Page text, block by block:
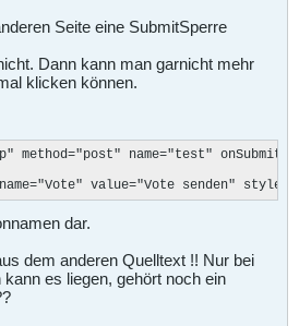
Seite eine SubmitSperre
Dann kann man garnicht mehr
klicken können.
method="post" name="test"
value="Vote senden"
dar.
dem anderen Quelltext !! Nur bei
es liegen, gehört noch ein